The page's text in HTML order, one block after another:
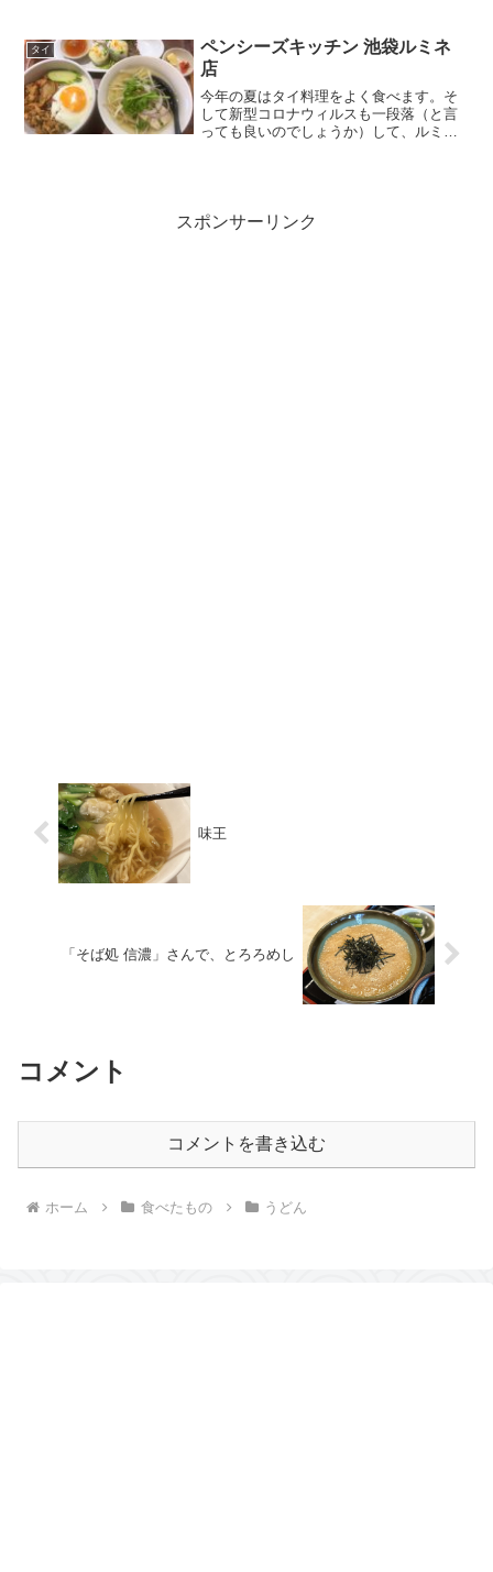
ないのですが。お昼時...
タイ
ペンシーズキッチン 池袋ルミネ
店
今年の夏はタイ料理をよく食べます。そ
して新型コロナウィルスも一段落（と言
っても良いのでしょうか）して、ルミネ
スポンサーリンク
味王
「そば処 信濃」さんで、とろろめし
コメント
コメントを書き込む
ホーム 食べたもの うどん